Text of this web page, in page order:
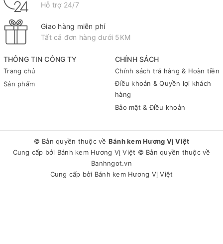
THÔNG TIN CÔNG TY
Trang chủ
Sản phẩm
CHÍNH SÁCH
Chính sách trả hàng & Hoàn tiền
Điều khoản & Quyền lợi khách
hàng
Bảo mật & Điều khoản
Hỗ trợ 24/7
Giao hàng miễn phí
Tất cả đơn hàng dưới 5KM
© Bản quyền thuộc về Bánh kem Hương Vị Việt
Cung cấp bởi Bánh kem Hương Vị Việt © Bản quyền thuộc về
Banhngot.vn
Cung cấp bởi Bánh kem Hương Vị Việt